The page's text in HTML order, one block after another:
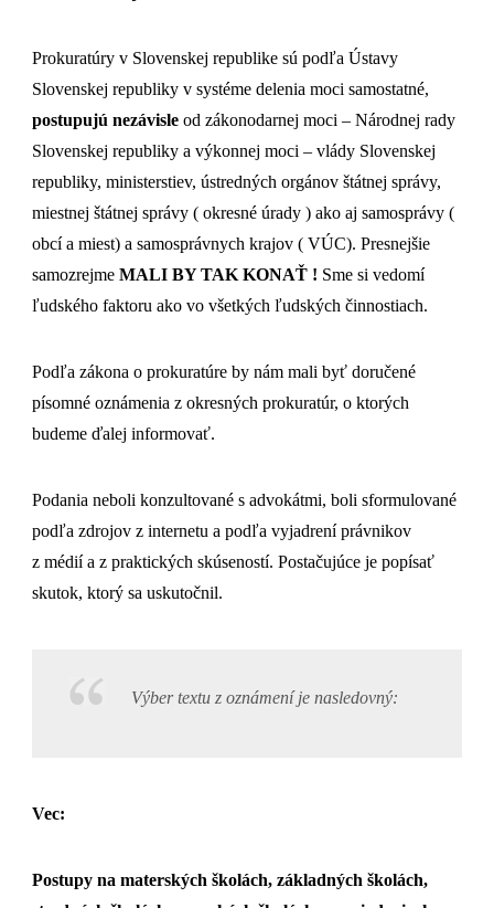
Prokuratúry v Slovenskej republike sú podľa Ústavy
Slovenskej republiky v systéme delenia moci samostatné,
postupujú nezávisle od zákonodarnej moci – Národnej rady
Slovenskej republiky a výkonnej moci – vlády Slovenskej
republiky, ministerstiev, ústredných orgánov štátnej správy,
miestnej štátnej správy ( okresné úrady ) ako aj samosprávy (
obcí a miest) a samosprávnych krajov ( VÚC). Presnejšie
samozrejmeMALI BY TAK KONAŤ ! Sme si vedomí
ľudského faktoru ako vo všetkých ľudských činnostiach.
Podľa zákona o prokuratúre by nám mali byť doručené
písomné oznámenia z okresných prokuratúr, o ktorých
budeme ďalej informovať.
Podania neboli konzultované s advokátmi, boli sformulované
podľa zdrojov z internetu a podľa vyjadrení právnikov
z médií a z praktických skúseností. Postačujúce je popísať
skutok, ktorý sa uskutočnil.
Výber textu z oznámení je nasledovný:
Vec:
Postupy na materských školách, základných školách,